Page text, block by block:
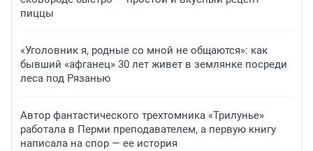
пиццы
«Уголовник я, родные со мной не общаются»: как
бывший «афганец» 30 лет живет в землянке посреди
леса под Рязанью
Автор фантастического трехтомника «Трилунье»
работала в Перми преподавателем, а первую книгу
написала на спор — ее история